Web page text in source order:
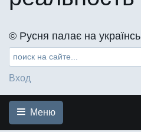
©️ Русня палає на
Вход
Меню